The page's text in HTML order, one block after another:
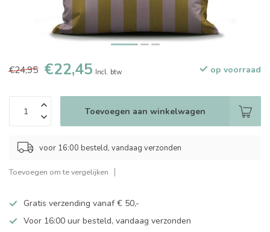
€24,95 €22,45 Incl. btw op voorraad
Toevoegen aan winkelwagen
voor 16:00 besteld, vandaag verzonden
Toevoegen om te vergelijken
Gratis verzending vanaf € 50,-
Voor 16:00 uur besteld, vandaag verzonden